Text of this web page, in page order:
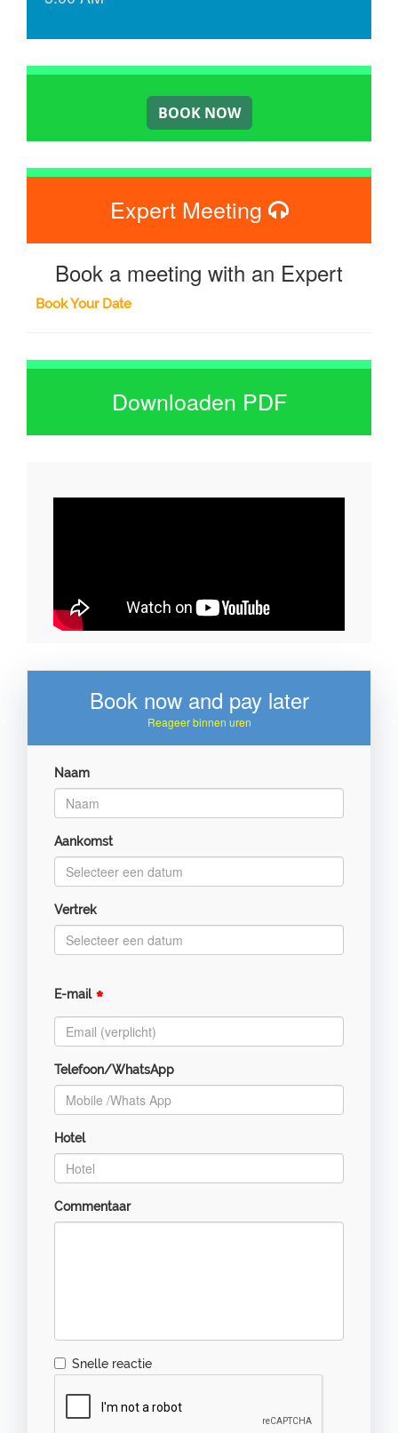
Expert Meeting
Book a meeting with an Expert
Book Your Date
Downloaden PDF
Book now and pay later
Reageer binnen uren
Naam
Aankomst
Vertrek
E-mail *
Telefoon/WhatsApp
Hotel
Commentaar
Snelle reactie